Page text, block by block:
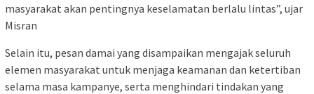
masyarakat akan pentingnya keselamatan berlalu lintas”, ujar
Misran
Selain itu, pesan damai yang disampaikan mengajak seluruh
elemen masyarakat untuk menjaga keamanan dan ketertiban
selama masa kampanye, serta menghindari tindakan yang